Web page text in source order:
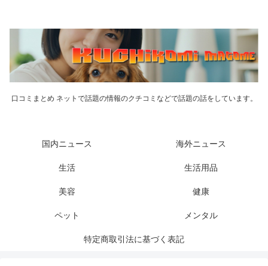
口コミまとめ ネットで話題の情報のクチコミなどで話題の話をしています。
国内ニュース 海外ニュース
生活 生活用品
美容 健康
ペット メンタル
特定商取引法に基づく表記